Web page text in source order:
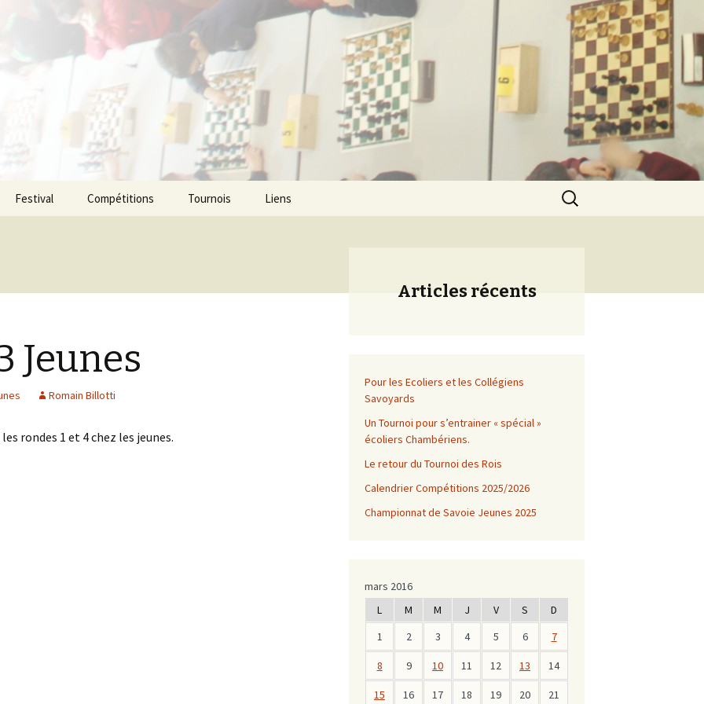
de l agglomération
Festival Compétitions Tournois Liens
Rechercher :
Jeunes
Romain Billotti
rondes 1 et 4 chez les jeunes.
Articles récents
Pour les Ecoliers et les Collégiens
Savoyards
Un Tournoi pour s’entrainer « spécial »
écoliers Chambériens.
Le retour du Tournoi des Rois
Calendrier Compétitions 2025/2026
Championnat de Savoie Jeunes 2025
mars 2016
L
M M J V S
D
1
2 3 4 5 6 7
8 9 10 11 12 13 14
15 16 17 18 19 20 21